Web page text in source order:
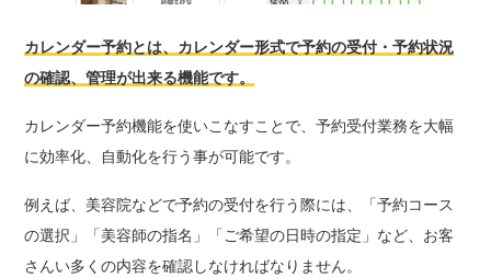
カレンダー予約とは、カレンダー形式で予約の受付・予約状況
の確認、管理が出来る機能です。
カレンダー予約機能を使いこなすことで、予約受付業務を大幅
に効率化、自動化を行う事が可能です。
例えば、美容院などで予約の受付を行う際には、「予約コース
の選択」「美容師の指名」「ご希望の日時の指定」など、お客
さんい多くの内容を確認しなければなりません。